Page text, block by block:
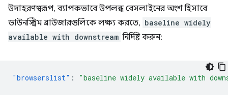
উদাহরণস্বরূপ, ব্যাপকভাবে উপলব্ধ বেসলাইনের অংশ হিসাবে
ডাউনস্ট্রিম ব্রাউজারগুলিকে লক্ষ্য করতে, baseline widely
available with downstream নির্দিষ্ট করুন:
"browserslist" : "baseline widely available with